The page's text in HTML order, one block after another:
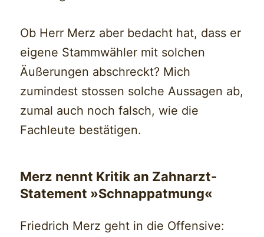
Ob Herr Merz aber bedacht hat, dass er
eigene Stammwähler mit solchen
Äußerungen abschreckt? Mich
zumindest stossen solche Aussagen ab,
zumal auch noch falsch, wie die
Fachleute bestätigen.
Merz nennt Kritik an Zahnarzt-
Statement »Schnappatmung«
Friedrich Merz geht in die Offensive: